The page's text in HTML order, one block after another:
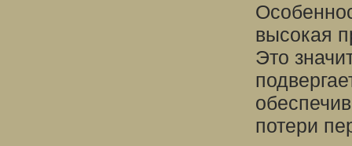
высокая
Это
потери